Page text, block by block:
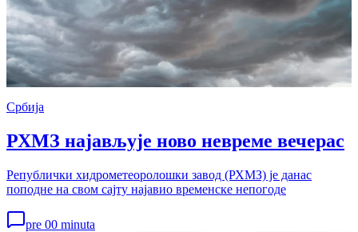
Србија
РХМЗ најављује ново невреме вечерас
Републички хидрометеоролошки завод (РХМЗ) је данас
поподне на свом сајту најавио временске непогоде
pre 00 minuta